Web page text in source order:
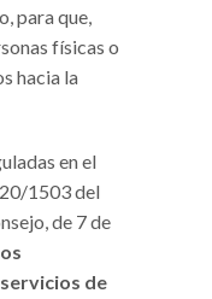
para que,
físicas o
hacia la
en el
1503 del
de 7 de
de